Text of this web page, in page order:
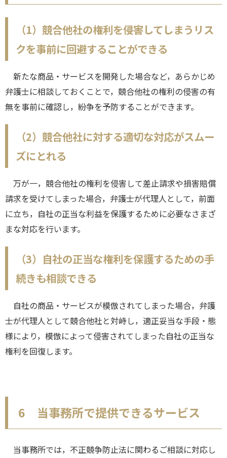
（1）競合他社の権利を侵害してしまうリス
クを事前に回避することができる
新たな商品・サービスを開発した場合など，あらかじめ
弁護士に相談しておくことで，競合他社の権利の侵害の有
無を事前に確認し，紛争を予防することができます。
（2）競合他社に対する適切な対応がスムー
ズにとれる
万が一，競合他社の権利を侵害して差止請求や損害賠償
請求を受けてしまった場合，弁護士が代理人として，前面
に立ち，自社の正当な利益を保護するために必要なさまざ
まな対応を行います。
（3）自社の正当な権利を保護するための手
続きも相談できる
自社の商品・サービスが模倣されてしまった場合，弁護
士が代理人として競合他社と対峙し，適正妥当な手段・態
様により，模倣によって侵害されてしまった自社の正当な
権利を回復します。
6 当事務所で提供できるサービス
当事務所では，不正競争防止法に関わるご相談に対応し